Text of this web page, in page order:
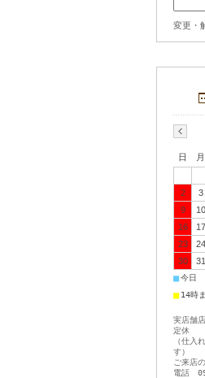
変更・
日 月
2
3
9
10
16
17
23
24
30
31
■今日
■ 14時
実店舗
定休
（仕入
す）
ご来店
電話